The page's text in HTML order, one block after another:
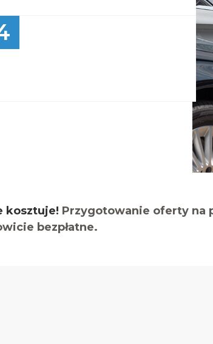
kosztuje! Przygotowanie oferty na
bezpłatne.